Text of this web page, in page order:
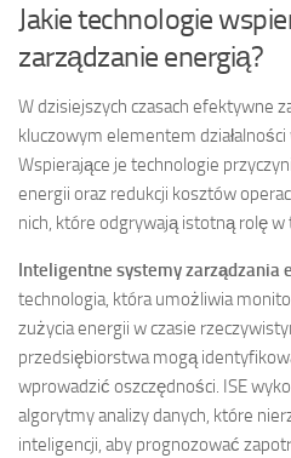
Jakie technologie
zarządzanie energią?
W dzisiejszych czasach efektywne
kluczowym elementem
Wspierające je technologie
energii oraz redukcji kosztów
nich, które odgrywają istotną rolę w
Inteligentne systemy zarządzania
technologia, która umożliwia
zużycia energii w czasie
przedsiębiorstwa mogą
wprowadzić oszczędności. ISE
algorytmy analizy danych, które
inteligencji, aby prognozować